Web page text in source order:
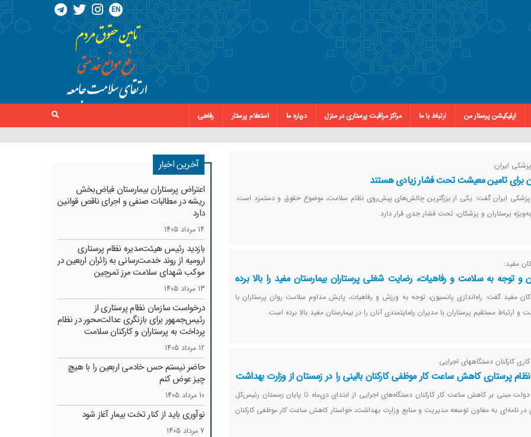
EN
اپلیکیشن پرستار من ارتباط با ما مراکز مراقبت پرستاری در منزل درباره ما استعلام پرستار
رفاهی
ایران:
برای تامین معیشت تحت فشار زیادی هستند
پزشکی ایران گفت: یکی از بزرگترین چالش‌های پیش‌روی نظام سلامت، موضوع حقوق و دستمزد است.
پرستاران و پزشکان، تحت فشار جدی قرار دارد.
مفید:
و توجه به سلامت و رفاهیات، رضایت شغلی پرستاران بیمارستان مفید را بالا برده
مفید گفت: راه‌اندازی پانسیون، توجه به ورزش و رفاهیات، پایش مداوم سلامت روان پرستاران با
و ارتباط مستقیم پرستاران با مدیران رضایتمندی آنان را در بیمارستان مفید بالا برده است.
کارکنان دستگاههای اجرایی
پرستاری کاهش ساعت کار موظفی کارکنان بالینی را در زمستان از وزارت بهداشت
مبنی بر کاهش ساعت کار کارکنان دستگاه‌های اجرایی از ابتدای دی‌ماه تا پایان زمستان رئیس‌کل
در نامه‌ای به معاون توسعه مدیریت و منابع وزارت بهداشت، خواستار کاهش ساعت کار موظفی کارکنان
آخرین اخبار
اعتراض پرستاران بیمارستان فیاض‌بخش
ریشه در مطالبات صنفی و اجرای ناقص قوانین
دارد
14 مرداد 1405
بازدید رئیس هیئت‌مدیره نظام پرستاری
ارومیه از روند خدمت‌رسانی به زائران اربعین در
موکب شهدای سلامت مرز تمرچین
13 مرداد 1405
درخواست سازمان نظام پرستاری از
رئیس‌جمهور برای بازنگری عدالت‌محور در نظام
پرداخت به پرستاران و کارکنان سلامت
12 مرداد 1405
حاضر نیستم حس خادمی اربعین را با هیچ
چیز عوض کنم
10 مرداد 1405
نوآوری باید از کنار تخت بیمار آغاز شود
7 مرداد 1405